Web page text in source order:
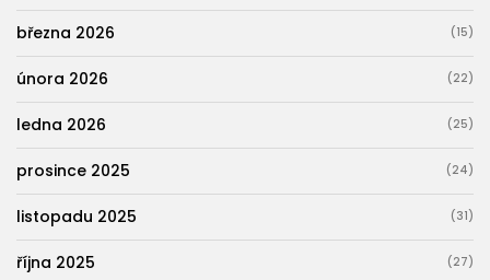
března 2026 (15)
února 2026 (22)
ledna 2026 (25)
prosince 2025 (24)
listopadu 2025 (31)
října 2025 (27)